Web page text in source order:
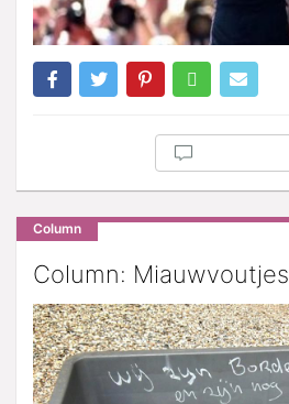
Column
Column: Miauwvoutjes